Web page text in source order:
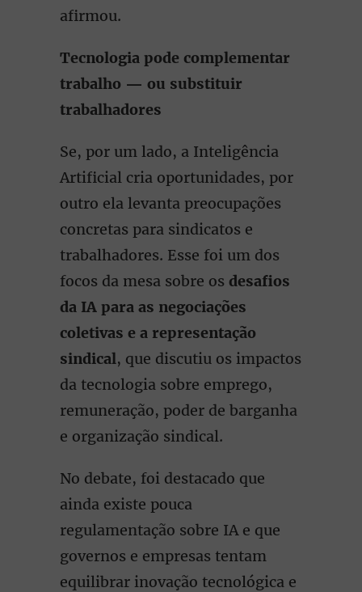
afirmou.
Tecnologia pode complementar
trabalho — ou substituir
trabalhadores
Se, por um lado, a Inteligência
Artificial cria oportunidades, por
outro ela levanta preocupações
concretas para sindicatos e
trabalhadores. Esse foi um dos
focos da mesa sobre os desafios
da IA para as negociações
coletivas e a representação
sindical, que discutiu os impactos
da tecnologia sobre emprego,
remuneração, poder de barganha
e organização sindical.
No debate, foi destacado que
ainda existe pouca
regulamentação sobre IA e que
governos e empresas tentam
equilibrar inovação tecnológica e